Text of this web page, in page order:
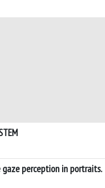
perception in portraits.